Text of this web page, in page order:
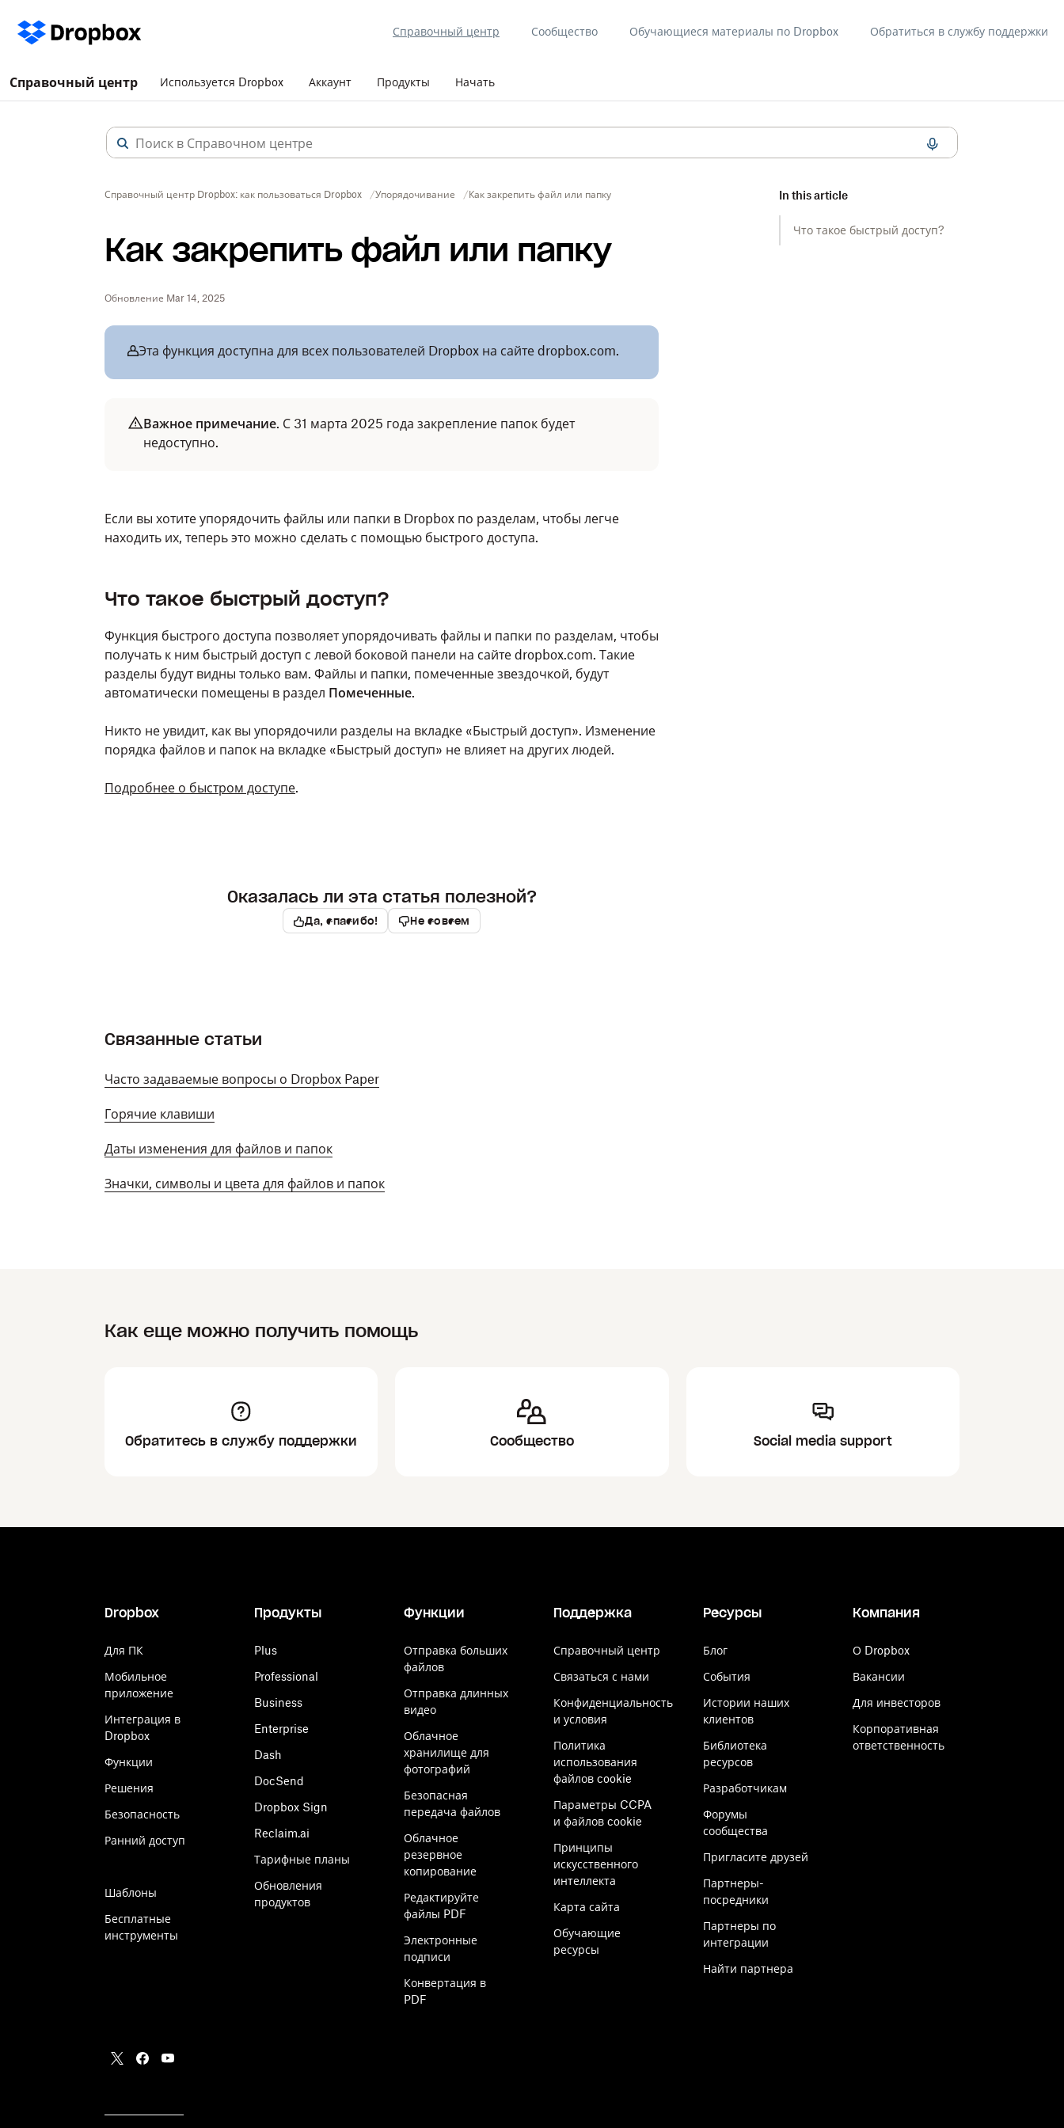
Справочный центр Сообщество Обучающиеся материалы по Dropbox Обратиться в службу поддержки
Справочный центр Используется Dropbox Аккаунт Продукты Начать
Справочный центр Dropbox: как пользоваться Dropbox Упорядочивание Как закрепить файл или папку
Как закрепить файл или папку
Обновление Mar 14, 2025
In this article
Что такое быстрый доступ?
Эта функция доступна для всех пользователей Dropbox на сайте dropbox.com.
Важное примечание. С 31 марта 2025 года закрепление папок будет
недоступно.
Если вы хотите упорядочить файлы или папки в Dropbox по разделам, чтобы легче
находить их, теперь это можно сделать с помощью быстрого доступа.
Что такое быстрый доступ?
Функция быстрого доступа позволяет упорядочивать файлы и папки по разделам, чтобы
получать к ним быстрый доступ с левой боковой панели на сайте dropbox.com. Такие
разделы будут видны только вам. Файлы и папки, помеченные звездочкой, будут
автоматически помещены в раздел Помеченные.
Никто не увидит, как вы упорядочили разделы на вкладке «Быстрый доступ». Изменение
порядка файлов и папок на вкладке «Быстрый доступ» не влияет на других людей.
Подробнее о быстром доступе.
Оказалась ли эта статья полезной?
Да, спасибо! Не совсем
Связанные статьи
Часто задаваемые вопросы о Dropbox Paper
Горячие клавиши
Даты изменения для файлов и папок
Значки, символы и цвета для файлов и папок
Как еще можно получить помощь
Обратитесь в службу поддержки Сообщество Social media support
Dropbox
Для ПК
Мобильное
приложение
Интеграция в
Dropbox
Функции
Решения
Безопасность
Ранний доступ
Шаблоны
Бесплатные
инструменты
Продукты
Plus
Professional
Business
Enterprise
Dash
DocSend
Dropbox Sign
Reclaim.ai
Тарифные планы
Обновления
продуктов
Функции
Отправка больших
файлов
Отправка длинных
видео
Облачное
хранилище для
фотографий
Безопасная
передача файлов
Облачное
резервное
копирование
Редактируйте
файлы PDF
Электронные
подписи
Конвертация в
PDF
Поддержка
Справочный центр
Связаться с нами
Конфиденциальность
и условия
Политика
использования
файлов cookie
Параметры CCPA
и файлов cookie
Принципы
искусственного
интеллекта
Карта сайта
Обучающие
ресурсы
Ресурсы
Блог
События
Истории наших
клиентов
Библиотека
ресурсов
Разработчикам
Форумы
сообщества
Пригласите друзей
Партнеры-
посредники
Партнеры по
интеграции
Найти партнера
Компания
О Dropbox
Вакансии
Для инвесторов
Корпоративная
ответственность